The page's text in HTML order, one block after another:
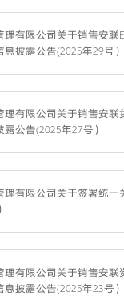
理有限公司关于销售安联
披露公告(2025年29号）
理有限公司关于销售安
公告(2025年27号）
理有限公司关于签署统一
理有限公司关于销售安
披露公告(2025年23号）